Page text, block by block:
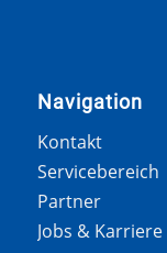
Navigation
Kontakt
Servicebereich
Partner
Jobs & Karriere